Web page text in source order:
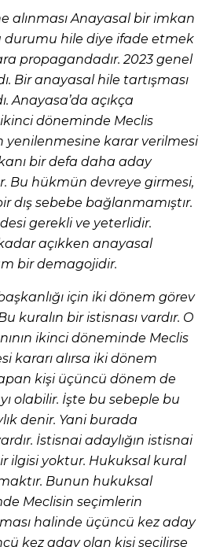
alınması Anayasal bir imkan
durumu hile diye ifade etmek
propagandadır. 2023 genel
Bir anayasal hile tartışması
Anayasa’da açıkça
döneminde Meclis
yenilenmesine karar verilmesi
bir defa daha aday
Bu hükmün devreye girmesi,
dış sebebe bağlanmamıştır.
gerekli ve yeterlidir.
açıkken anayasal
bir demagojidir.
için iki dönem görev
kuralın bir istisnası vardır. O
ikinci döneminde Meclis
kararı alırsa iki dönem
kişi üçüncü dönem de
olabilir. İşte bu sebeple bu
denir. Yani burada
İstisnai adaylığın istisnai
ilgisi yoktur. Hukuksal kural
Bunun hukuksal
Meclisin seçimlerin
halinde üçüncü kez aday
kez aday olan kişi seçilirse